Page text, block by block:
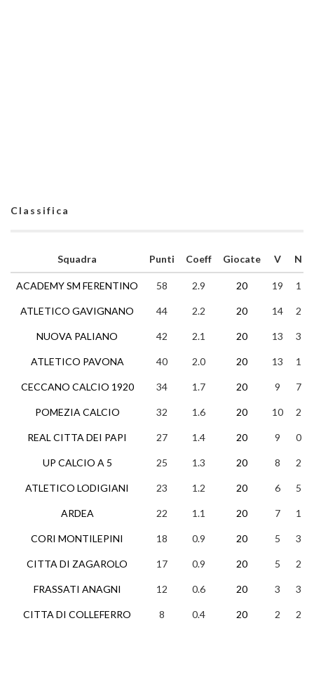
Classifica
Squadra
ACADEMY SM FERENTINO
ATLETICO GAVIGNANO
NUOVA PALIANO
ATLETICO PAVONA
CECCANO CALCIO 1920
POMEZIA CALCIO
REAL CITTA DEI PAPI
UP CALCIO A 5
ATLETICO LODIGIANI
ARDEA
CORI MONTILEPINI
CITTA DI ZAGAROLO
FRASSATI ANAGNI
CITTA DI COLLEFERRO
Punti Coeff Giocate V N
58 2.9 20 19 1
44 2.2 20 14 2
42 2.1 20 13 3
40 2.0 20 13 1
34 1.7 20 9 7
32 1.6 20 10 2
27 1.4 20 9 0
25 1.3 20 8 2
23 1.2 20 6 5
22 1.1 20 7 1
18 0.9 20 5 3
17 0.9 20 5 2
12 0.6 20 3 3
8 0.4 20 2 2